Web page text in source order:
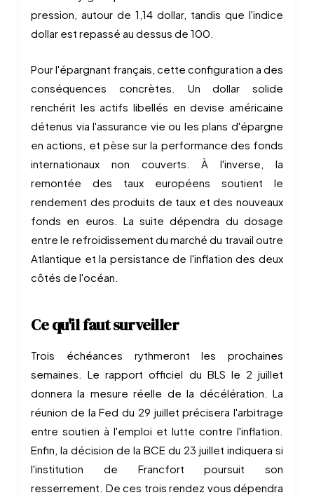
pression, autour de 1,14 dollar, tandis que l'indice
dollar est repassé au dessus de 100.
Pour l'épargnant français, cette configuration a des
conséquences concrètes. Un dollar solide
renchérit les actifs libellés en devise américaine
détenus via l'assurance vie ou les plans d'épargne
en actions, et pèse sur la performance des fonds
internationaux non couverts. À l'inverse, la
remontée des taux européens soutient le
rendement des produits de taux et des nouveaux
fonds en euros. La suite dépendra du dosage
entre le refroidissement du marché du travail outre
Atlantique et la persistance de l'inflation des deux
côtés de l'océan.
Ce qu'il faut surveiller
Trois échéances rythmeront les prochaines
semaines. Le rapport officiel du BLS le 2 juillet
donnera la mesure réelle de la décélération. La
réunion de la Fed du 29 juillet précisera l'arbitrage
entre soutien à l'emploi et lutte contre l'inflation.
Enfin, la décision de la BCE du 23 juillet indiquera si
l'institution de Francfort poursuit son
resserrement. De ces trois rendez vous dépendra